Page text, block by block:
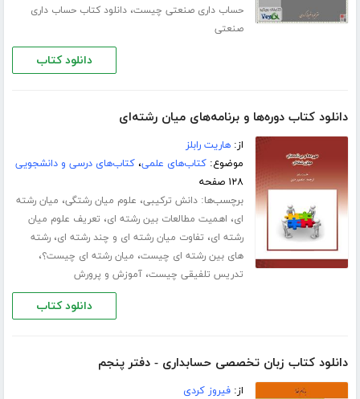
حساب داری صنعتی چیست،دانلود کتاب حساب داری
صنعتی
دانلود کتاب
دانلود کتاب دوره‌ها و برنامه‌های میان رشته‌ای
از:هاریت رابلز
موضوع:کتاب‌های علمی،کتاب‌های درسی و دانشجویی
۱۲۸ صفحه
برچسب‌ها:دانش ترکیبی، علوم میان رشتگی، میان رشته
ای، اهمیت مطالعات بین رشته ای، تعریف علوم میان
رشته ای، تفاوت میان رشته ای و چند رشته ای،رشته
های بین رشته ای چیست، میان رشته ای چیست؟،
تدریس تلفیقی چیست،آموزش و پرورش
دانلود کتاب
دانلود کتاب زبان تخصصی حسابداری - دفتر پنجم
از:فیروز کردی